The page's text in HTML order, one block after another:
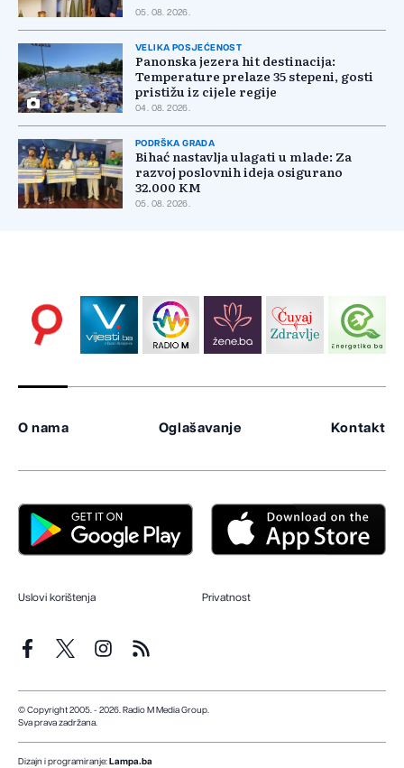
05. 08. 2026.
VELIKA POSJEĆENOST
Panonska jezera hit destinacija:
Temperature prelaze 35 stepeni, gosti
pristižu iz cijele regije
04. 08. 2026.
PODRŠKA GRADA
Bihać nastavlja ulagati u mlade: Za
razvoj poslovnih ideja osigurano
32.000 KM
05. 08. 2026.
O nama Oglašavanje Kontakt
Uslovi korištenja Privatnost
© Copyright 2005. - 2026. Radio M Media Group.
Sva prava zadržana.
Dizajn i programiranje: Lampa.ba